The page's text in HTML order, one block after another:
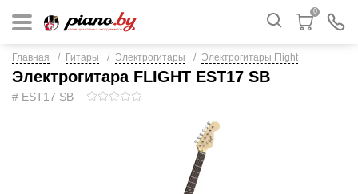
0
Главная Гитары Электрогитары Электрогитары Flight
Электрогитара FLIGHT EST17 SB
# EST17 SB